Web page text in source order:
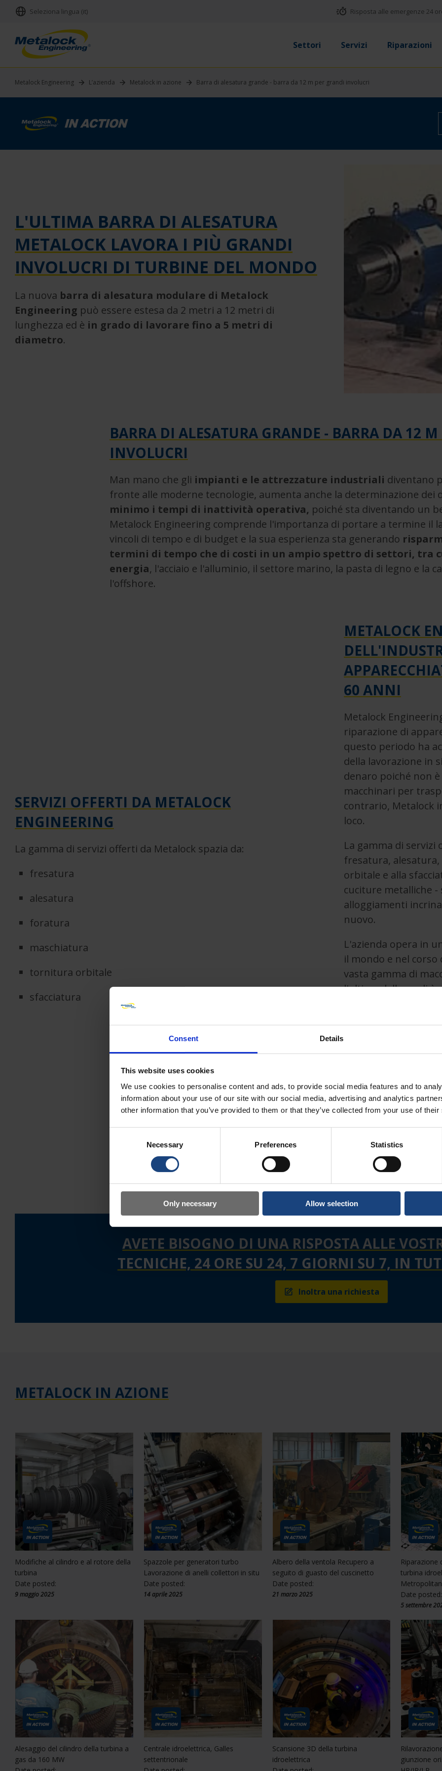
Consent Details
This website uses cookies
We use cookies to personalise content and ads, to provide social media features and to
information about your use of our site with our social media, advertising and analytics
other information that you’ve provided to them or that they’ve collected from your use of
Necessary Preferences Statistics
Only necessary Allow selection
Seleziona lingua (it) Risposta alle emergenze 24
Settori Servizi Riparazioni
Metalock Engineering L’azienda Metalock in azione Barra di alesatura grande - barra da 12 m per grandi involucri
L'ULTIMA BARRA DI ALESATURA
METALOCK LAVORA I PIÙ GRANDI
INVOLUCRI DI TURBINE DEL MONDO
La nuova barra di alesatura modulare di Metalock
Engineering può essere estesa da 2 metri a 12 metri di
lunghezza ed è in grado di lavorare fino a 5 metri di
diametro.
BARRA DI ALESATURA GRANDE - BARRA DA 12
INVOLUCRI
Man mano che gli impianti e le attrezzature industriali diventano
fronte alle moderne tecnologie, aumenta anche la determinazione dei
minimo i tempi di inattività operativa, poiché sta diventando un
Metalock Engineering comprende l'importanza di portare a termine il
vincoli di tempo e di budget e la sua esperienza sta generando
termini di tempo che di costi in un ampio spettro di settori, tra
energia, l'acciaio e l'alluminio, il settore marino, la pasta di legno e la
l'offshore.
SERVIZI OFFERTI DA METALOCK
ENGINEERING
La gamma di servizi offerti da Metalock spazia da:
fresatura
alesatura
foratura
maschiatura
tornitura orbitale
sfacciatura
METALOCK
60 ANNI
Metalock
riparazione di
questo periodo ha
della lavorazione in
denaro poiché non
macchinari per
contrario, Metalock
loco.
La gamma di servizi
fresatura,
orbitale e alla
cuciture metalliche
alloggiamenti
nuovo.
L'azienda opera in
il mondo e nel
vasta gamma di
l'ultima delle quali è
applicazioni di
sviluppata per
su cilindri di grandi
compressori ed è
operazioni di
La barra di
trasmissione
l'allineamento.
2 a 12 metri di
metri di diametro.
adatta alle
industrie di
AVETE BISOGNO DI UNA RISPOSTA ALLE
TECNICHE, 24 ORE SU 24, 7 GIORNI SU 7, IN
Inoltra una richiesta
METALOCK IN AZIONE
Modifiche al cilindro e al rotore della
turbina
Date posted:
9 maggio 2025
Spazzole per generatori turbo
Lavorazione di anelli collettori in situ
Date posted:
14 aprile 2025
Albero della ventola Recupero a
seguito di guasto del cuscinetto
Date posted:
21 marzo 2025
Riparazione
turbina
Metropolitan
Date posted:
5 settembre
Alesaggio del cilindro della turbina a
gas da 160 MW
Centrale idroelettrica, Galles
settentrionale
Scansione 3D della turbina
idroelettrica
giunzione